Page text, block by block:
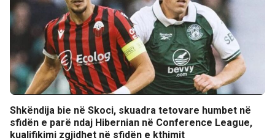
Shkëndija bie në Skoci, skuadra tetovare humbet në
sfidën e parë ndaj Hibernian në Conference League,
kualifikimi zgjidhet në sfidën e kthimit